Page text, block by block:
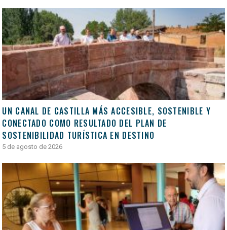
UN CANAL DE CASTILLA MÁS ACCESIBLE, SOSTENIBLE Y
CONECTADO COMO RESULTADO DEL PLAN DE
SOSTENIBILIDAD TURÍSTICA EN DESTINO
5 de agosto de 2026